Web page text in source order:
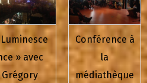
» avec
Grégory
Conférence à
la
médiathèque